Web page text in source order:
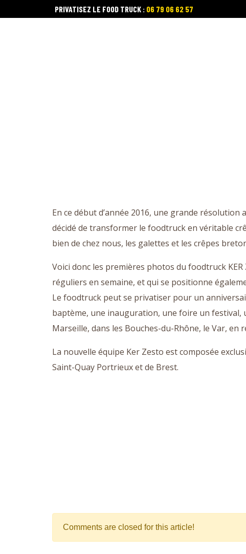
PRIVATISEZ LE FOOD TRUCK : 06 79 06 62 57
En ce début d’année 2016, une grande résolution
décidé de transformer le foodtruck en véritable
bien de chez nous, les galettes et les crêpes
Voici donc les premières photos du foodtruck
réguliers en semaine, et qui se positionne
Le foodtruck peut se privatiser pour un
baptème, une inauguration, une foire un festival,
Marseille, dans les Bouches-du-Rhône, le Var, en
La nouvelle équipe Ker Zesto est composée
Saint-Quay Portrieux et de Brest.
Comments are closed for this article!